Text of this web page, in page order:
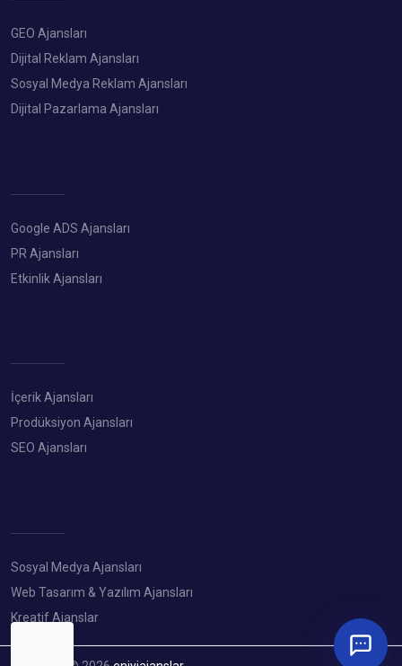
GEO Ajansları
Dijital Reklam Ajansları
Sosyal Medya Reklam Ajansları
Dijital Pazarlama Ajansları
Google ADS Ajansları
PR Ajansları
Etkinlik Ajansları
İçerik Ajansları
Prodüksiyon Ajansları
SEO Ajansları
Sosyal Medya Ajansları
Web Tasarım & Yazılım Ajansları
Kreatif Ajanslar